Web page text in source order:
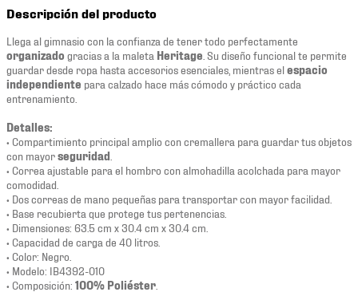
Descripción del producto
Llega al gimnasio con la confianza de tener todo perfectamente
organizado gracias a la maleta Heritage . Su diseño funcional te permite
guardar desde ropa hasta accesorios esenciales, mientras elespacio
independiente para calzado hace más cómodo y práctico cada
entrenamiento.
Detalles:
• Compartimiento principal amplio con cremallera para guardar tus objetos
con mayorseguridad
• Correa ajustable para el hombro con almohadilla acolchada para mayor
comodidad.
• Dos correas de mano pequeñas para transportar con mayor facilidad.
• Base recubierta que protege tus pertenencias.
• Dimensiones: 63.5 cm x 30.4 cm x 30.4 cm.
• Capacidad de carga de 40 litros.
• Color: Negro.
• Modelo: IB4392-010
• Composición: 100% Poliéster